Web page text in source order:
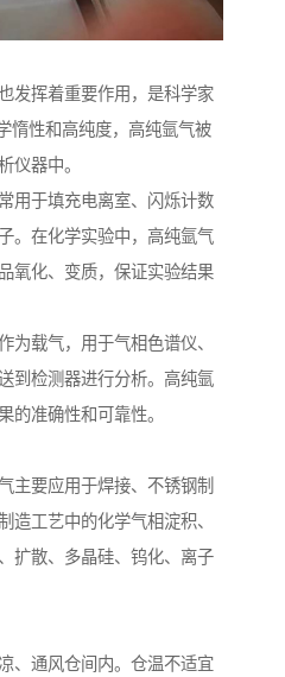
发挥着重要作用，是科学家
惰性和高纯度，高纯氩气被
仪器中。
用于填充电离室、闪烁计数
。在化学实验中，高纯氩气
氧化、变质，保证实验结果
为载气，用于气相色谱仪、
到检测器进行分析。高纯氩
的准确性和可靠性。
主要应用于焊接、不锈钢制
造工艺中的化学气相淀积、
扩散、多晶硅、钨化、离子
、通风仓间内。仓温不适宜